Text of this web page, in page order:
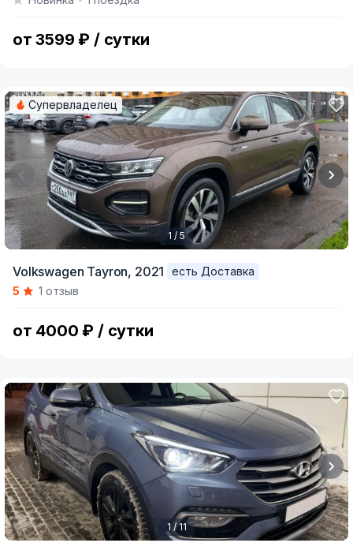
of
от 3599 ₽ / сутки
of
Супервладелец
1 / 5
Volkswagen Tayron, 2021
есть Доставка
5
1 отзыв
от 4000 ₽ / сутки
1 / 11